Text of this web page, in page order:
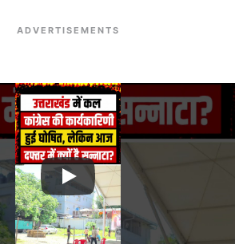
ADVERTISEMENTS